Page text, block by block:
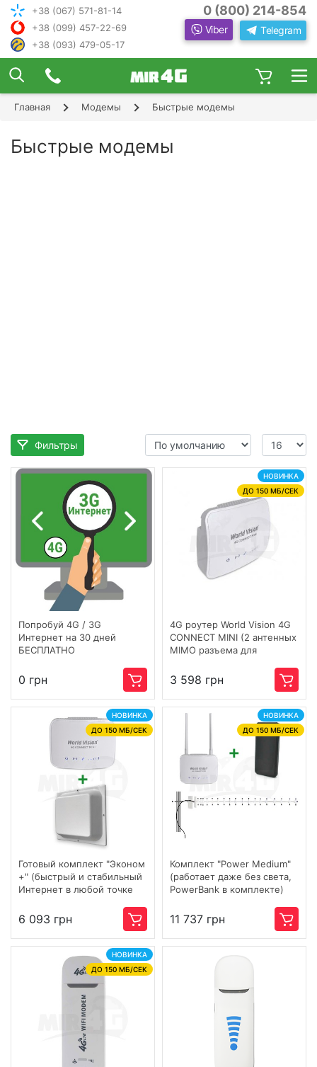
+38 (067) 571-81-14
+38 (099) 457-22-69
+38 (093) 479-05-17
0 (800) 214-854
Viber Telegram
Главная Модемы Быстрые модемы
Быстрые модемы
Фильтры
Попробуй 4G / 3G
Интернет на 30 дней
БЕСПЛАТНО
0 грн
НОВИНКА
ДО 150 МБ/СЕК
4G роутер World Vision 4G
CONNECT MINI (2 антенных
MIMO разъема для
антенн)
3 598 грн
НОВИНКА
ДО 150 МБ/СЕК
Готовый комплект "Эконом
+" (быстрый и стабильный
Интернет в любой точке
количества подключений)
6 093 грн
НОВИНКА
ДО 150 МБ/СЕК
Комплект "Power Medium"
(работает даже без света,
PowerBank в комплекте)
11 737 грн
НОВИНКА
ДО 150 МБ/СЕК
ПОДОБРАТЬ ИНТЕРНЕТ С ИН
ЖЕНЕРОМ-
КОНСУЛЬТАНТОМ
оборудование, ответьте, пожалуйста, на
щие вопросы:
×